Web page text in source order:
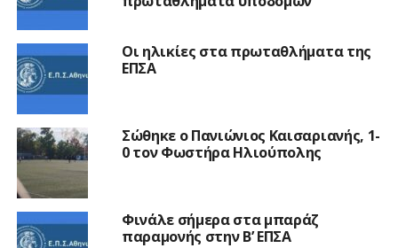
Οι ηλικίες στα πρωταθλήματα της
ΕΠΣΑ
Σώθηκε ο Πανιώνιος Καισαριανής, 1-
0 τον Φωστήρα Ηλιούπολης
Φινάλε σήμερα στα μπαράζ
παραμονής στην Β’ ΕΠΣΑ